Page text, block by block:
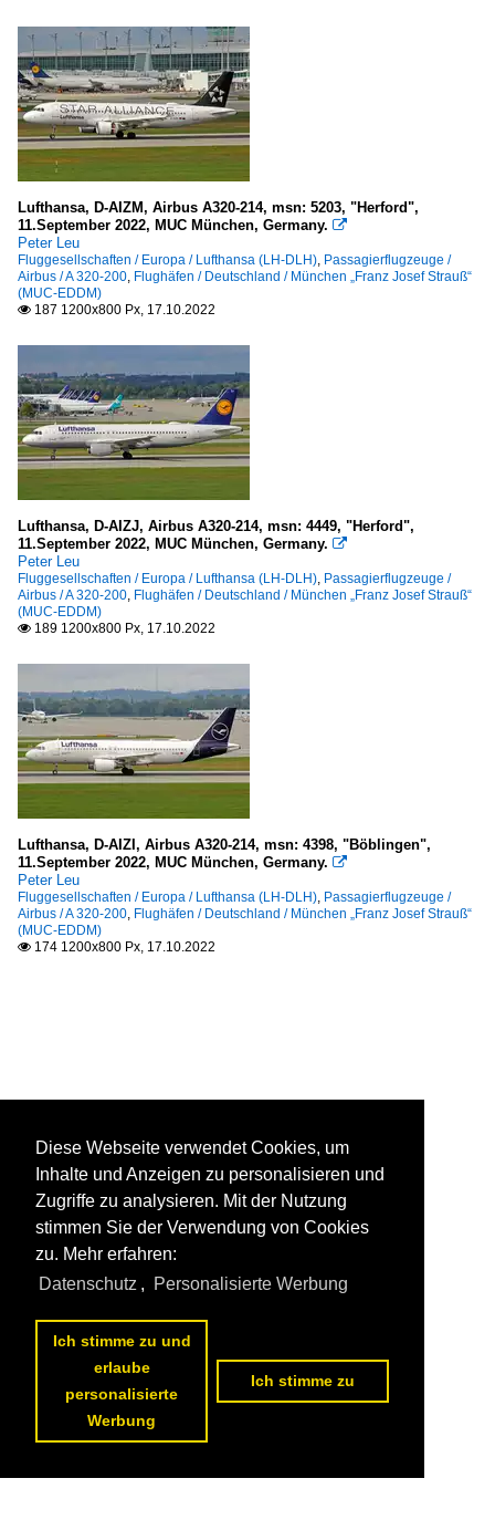
Lufthansa, D-AIZM, Airbus A320-214, msn: 5203, "Herford",
11.September 2022, MUC München, Germany. 
Peter Leu
Fluggesellschaften / Europa / Lufthansa (LH-DLH), Passagierflugzeuge /
Airbus / A 320-200, Flughäfen / Deutschland / München „Franz Josef Strauß“
(MUC-EDDM)
 187 1200x800 Px, 17.10.2022
Lufthansa, D-AIZJ, Airbus A320-214, msn: 4449, "Herford",
11.September 2022, MUC München, Germany. 
Peter Leu
Fluggesellschaften / Europa / Lufthansa (LH-DLH), Passagierflugzeuge /
Airbus / A 320-200, Flughäfen / Deutschland / München „Franz Josef Strauß“
(MUC-EDDM)
 189 1200x800 Px, 17.10.2022
Lufthansa, D-AIZI, Airbus A320-214, msn: 4398, "Böblingen",
11.September 2022, MUC München, Germany. 
Peter Leu
Fluggesellschaften / Europa / Lufthansa (LH-DLH), Passagierflugzeuge /
Airbus / A 320-200, Flughäfen / Deutschland / München „Franz Josef Strauß“
(MUC-EDDM)
 174 1200x800 Px, 17.10.2022
Diese Webseite verwendet Cookies, um
Inhalte und Anzeigen zu personalisieren und
Zugriffe zu analysieren. Mit der Nutzung
stimmen Sie der Verwendung von Cookies
zu. Mehr erfahren:
Datenschutz , Personalisierte Werbung
Ich stimme zu und
erlaube
personalisierte
Werbung
Ich stimme zu